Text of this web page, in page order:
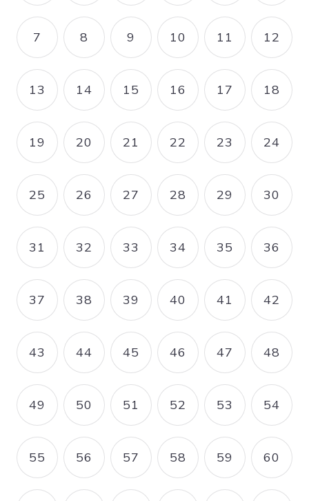
PAGE
7 PAGE
8 PAGE
9 PAGE
10 PAGE
11 PAGE
12
PAGE
13 PAGE
14 PAGE
15 PAGE
16 PAGE
17 PAGE
18
PAGE
19 PAGE
20 PAGE
21 PAGE
22 PAGE
23 PAGE
24
PAGE
25 PAGE
26 PAGE
27 PAGE
28 PAGE
29 PAGE
30
PAGE
31 PAGE
32 PAGE
33 PAGE
34 PAGE
35 PAGE
36
PAGE
37 PAGE
38 PAGE
39 PAGE
40 PAGE
41 PAGE
42
PAGE
43 PAGE
44 PAGE
45 PAGE
46 PAGE
47 PAGE
48
PAGE
49 PAGE
50 PAGE
51 PAGE
52 PAGE
53 PAGE
54
PAGE
55 PAGE
56 PAGE
57 PAGE
58 PAGE
59 PAGE
60